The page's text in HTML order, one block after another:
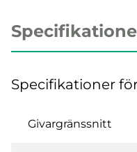
Specifikationer
Givargränssnitt